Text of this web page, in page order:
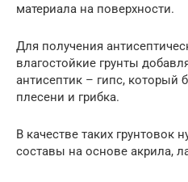
материала на поверхности.
Для получения
влагостойкие грунты
антисептик – гипс, который
плесени и грибка.
В качестве таких грунтовок
составы на основе акрила,